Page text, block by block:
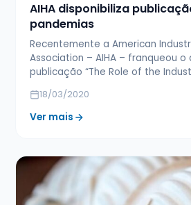
AIHA disponibiliza
pandemias
Recentemente a American
Association – AIHA – franqueou
publicação “The Role of the
18/03/2020
Ver mais